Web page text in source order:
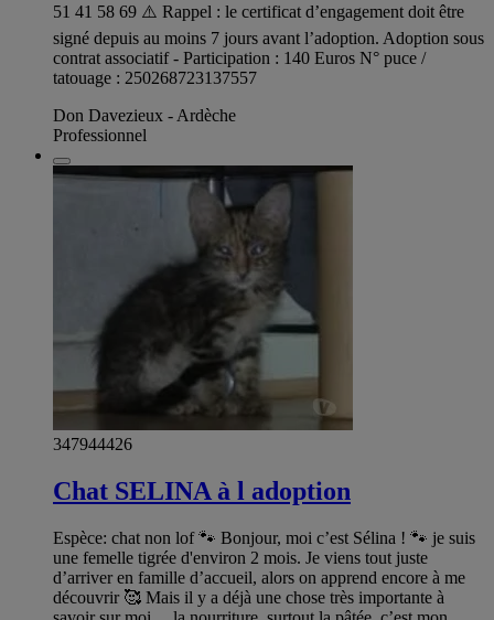
51 41 58 69 ⚠️ Rappel : le certificat d’engagement doit être
signé depuis au moins 7 jours avant l’adoption. Adoption sous
contrat associatif - Participation : 140 Euros N° puce /
tatouage : 250268723137557
Don Davezieux - Ardèche
Professionnel
347944426
Chat SELINA à l adoption
Espèce: chat non lof 🐾 Bonjour, moi c’est Sélina ! 🐾 je suis
une femelle tigrée d'environ 2 mois. Je viens tout juste
d’arriver en famille d’accueil, alors on apprend encore à me
découvrir 🥰 Mais il y a déjà une chose très importante à